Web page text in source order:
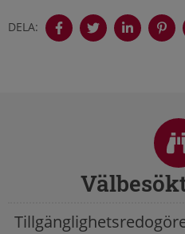
DELA: